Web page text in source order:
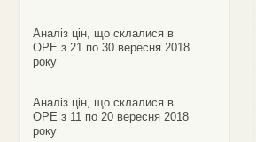
Аналіз цін, що склалися в
ОРЕ з 21 по 30 вересня 2018
року
Аналіз цін, що склалися в
ОРЕ з 11 по 20 вересня 2018
року